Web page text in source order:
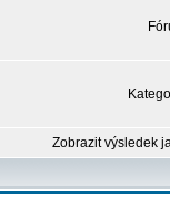
Zobrazit výsledek